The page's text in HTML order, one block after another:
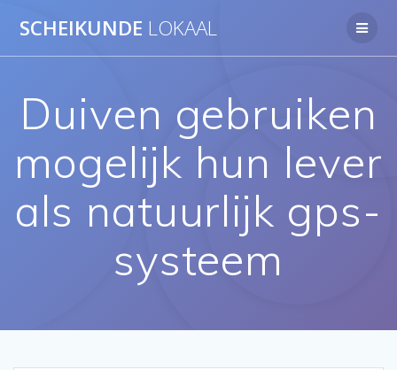
naar
SCHEIKUNDE LOKAAL
Duiven gebruiken
mogelijk hun lever
als natuurlijk gps-
systeem